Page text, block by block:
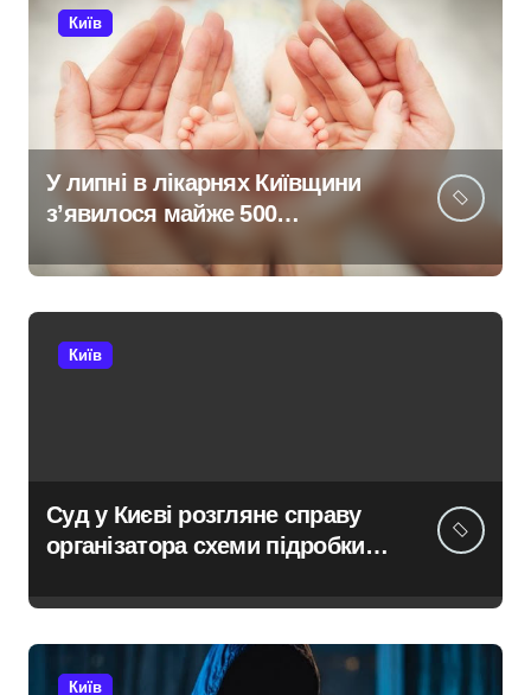
Київ
У липні в лікарнях Київщини
з’явилося майже 500
новонароджених:
найактивніші медзаклади
Київ
Суд у Києві розгляне справу
організатора схеми підробки
статусу «обмежено
придатного» за $15 тис.
Київ